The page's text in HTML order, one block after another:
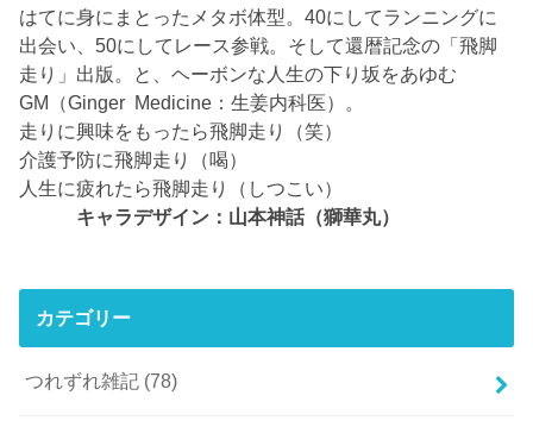
はてに身にまとったメタボ体型。40にしてランニングに
出会い、50にしてレース参戦。そして還暦記念の「飛脚
走り」出版。と、ヘーボンな人生の下り坂をあゆむ
GM（Ginger Medicine：生姜内科医）。
走りに興味をもったら飛脚走り（笑）
介護予防に飛脚走り（喝）
人生に疲れたら飛脚走り（しつこい）
キャラデザイン：山本神話（獅華丸）
カテゴリー
つれずれ雑記 (78)